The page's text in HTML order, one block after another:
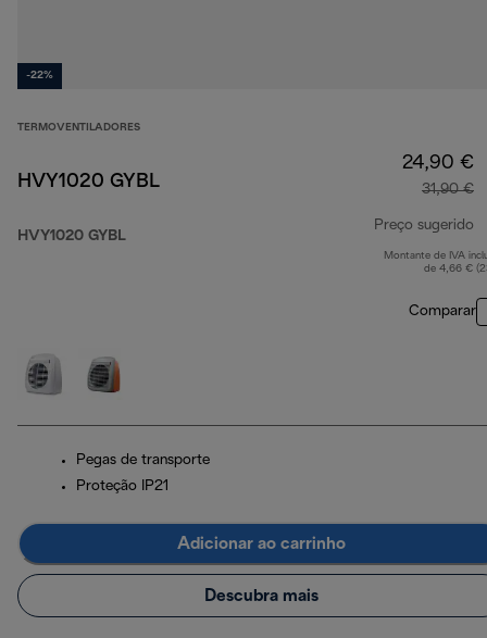
-22%
TERMOVENTILADORES
HVY1020 GYBL
HVY1020 GYBL
24,90 €
31,90 €
Preço sugerido
Montante de IVA
de 4,66 €
Comparar
Pegas de transporte
Proteção IP21
Adicionar ao carrinho
Descubra mais